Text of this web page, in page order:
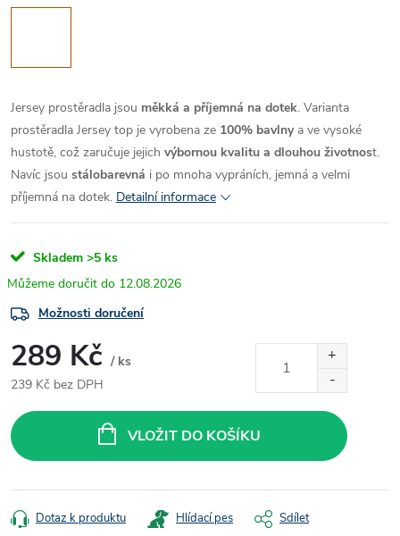
Jersey prostěradla jsou měkká a příjemná na dotek. Varianta
prostěradla Jersey top je vyrobena ze 100% bavlnya ve vysoké
hustotě, což zaručuje jejich výbornou kvalitu a dlouhou životnost.
Navíc jsou stálobarevná i po mnoha vypráních, jemná a velmi
příjemná na dotek. Detailní informace
Skladem >5 ks
12.08.2026
Možnosti doručení
289 Kč / ks
239 Kč bez DPH
cena:
VLOŽIT DO KOŠÍKU
Dotaz k produktu Hlídací pes Sdílet